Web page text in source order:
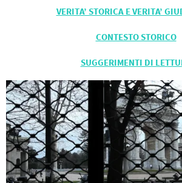
VERITA’ STORICA E VERITA’
CONTESTO STORICO
SUGGERIMENTI DI